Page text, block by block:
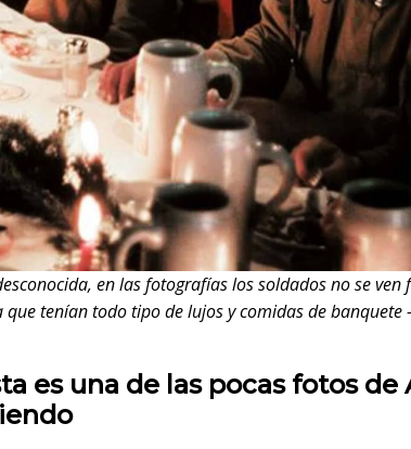
en las fotografías los soldados no se ven
que tenían todo tipo de lujos y comidas de banquete
es una de las pocas fotos de